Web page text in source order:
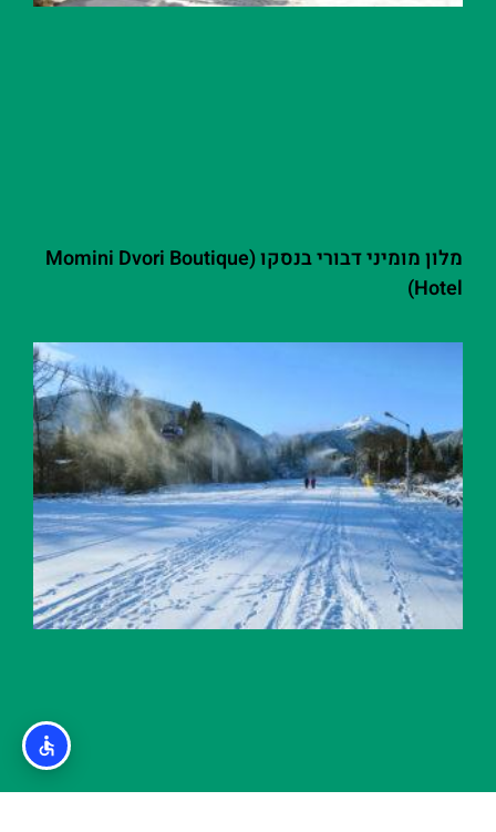
מלון מומיני דבורי בנסקו (Momini Dvori Boutique
Hotel)